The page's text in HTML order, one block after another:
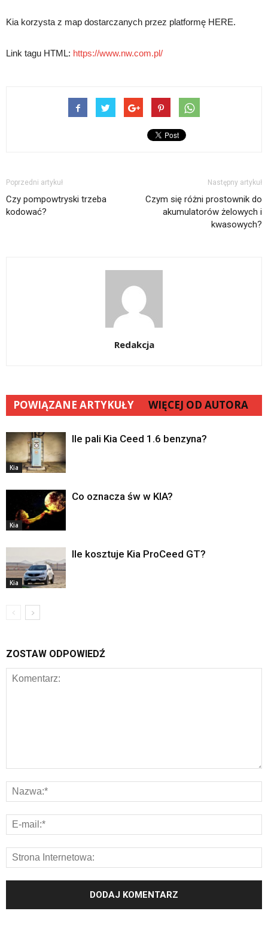
Kia korzysta z map dostarczanych przez platformę HERE.
Link tagu HTML: https://www.nw.com.pl/
Poprzedni artykuł
Czy pompowtryski trzeba
kodować?
Następny artykuł
Czym się różni prostownik do
akumulatorów żelowych i
kwasowych?
Redakcja
POWIĄZANE ARTYKUŁY WIĘCEJ OD AUTORA
Kia
Ile pali Kia Ceed 1.6 benzyna?
Kia
Co oznacza św w KIA?
Kia
Ile kosztuje Kia ProCeed GT?
ZOSTAW ODPOWIEDŹ